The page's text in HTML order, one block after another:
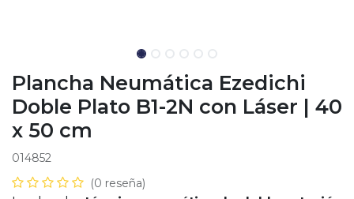
Plancha Neumática Ezedichi
Doble Plato B1-2N con Láser | 40
x 50 cm
014852
(0 reseña)